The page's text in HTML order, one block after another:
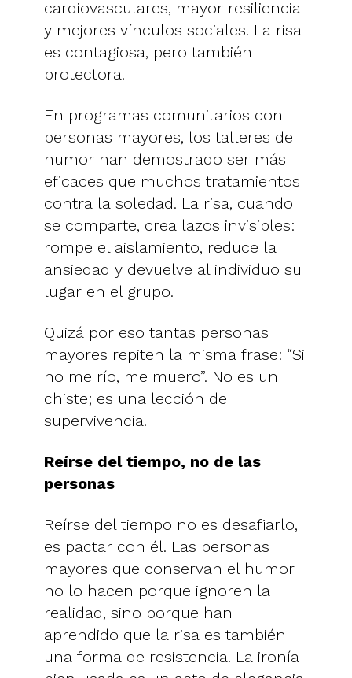
cardiovasculares, mayor resiliencia
y mejores vínculos sociales. La risa
es contagiosa, pero también
protectora.
En programas comunitarios con
personas mayores, los talleres de
humor han demostrado ser más
eficaces que muchos tratamientos
contra la soledad. La risa, cuando
se comparte, crea lazos invisibles:
rompe el aislamiento, reduce la
ansiedad y devuelve al individuo su
lugar en el grupo.
Quizá por eso tantas personas
mayores repiten la misma frase: “Si
no me río, me muero”. No es un
chiste; es una lección de
supervivencia.
Reírse del tiempo, no de las
personas
Reírse del tiempo no es desafiarlo,
es pactar con él. Las personas
mayores que conservan el humor
no lo hacen porque ignoren la
realidad, sino porque han
aprendido que la risa es también
una forma de resistencia. La ironía